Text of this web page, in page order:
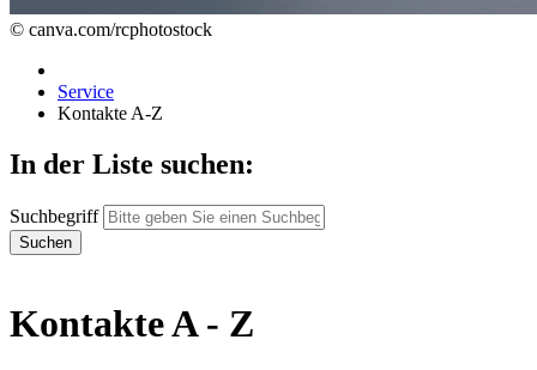
© canva.com/rcphotostock
Service
Kontakte A-Z
In der Liste suchen:
Suchbegriff
Kontakte A - Z